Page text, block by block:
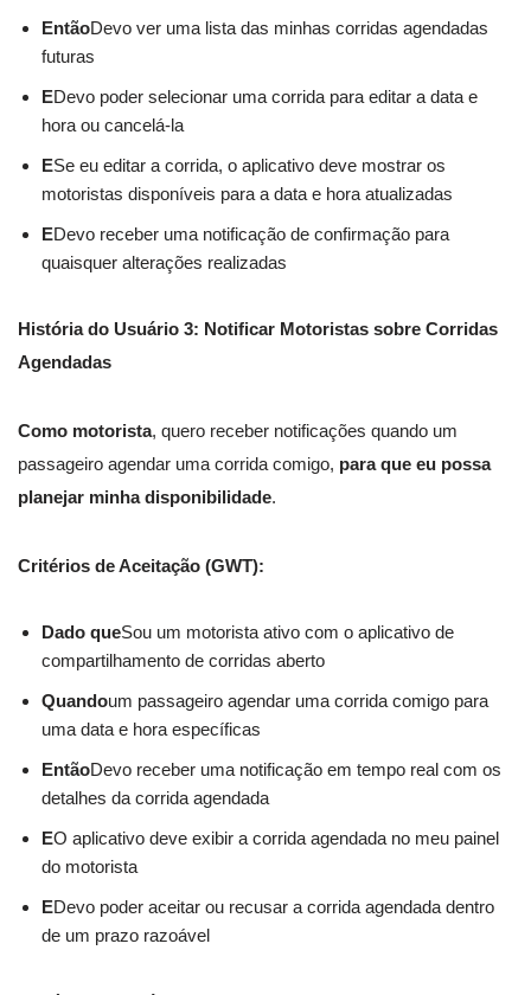
EntãoDevo ver uma lista das minhas corridas agendadas
futuras
EDevo poder selecionar uma corrida para editar a data e
hora ou cancelá-la
ESe eu editar a corrida, o aplicativo deve mostrar os
motoristas disponíveis para a data e hora atualizadas
EDevo receber uma notificação de confirmação para
quaisquer alterações realizadas
História do Usuário 3: Notificar Motoristas sobre Corridas
Agendadas
Como motorista, quero receber notificações quando um
passageiro agendar uma corrida comigo, para que eu possa
planejar minha disponibilidade.
Critérios de Aceitação (GWT):
Dado queSou um motorista ativo com o aplicativo de
compartilhamento de corridas aberto
Quandoum passageiro agendar uma corrida comigo para
uma data e hora específicas
EntãoDevo receber uma notificação em tempo real com os
detalhes da corrida agendada
EO aplicativo deve exibir a corrida agendada no meu painel
do motorista
EDevo poder aceitar ou recusar a corrida agendada dentro
de um prazo razoável